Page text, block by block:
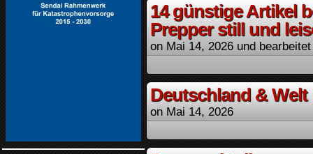
14 günstige Artikel
Prepper still und
on Mai 14, 2026 und
Deutschland & Welt
on Mai 14, 2026